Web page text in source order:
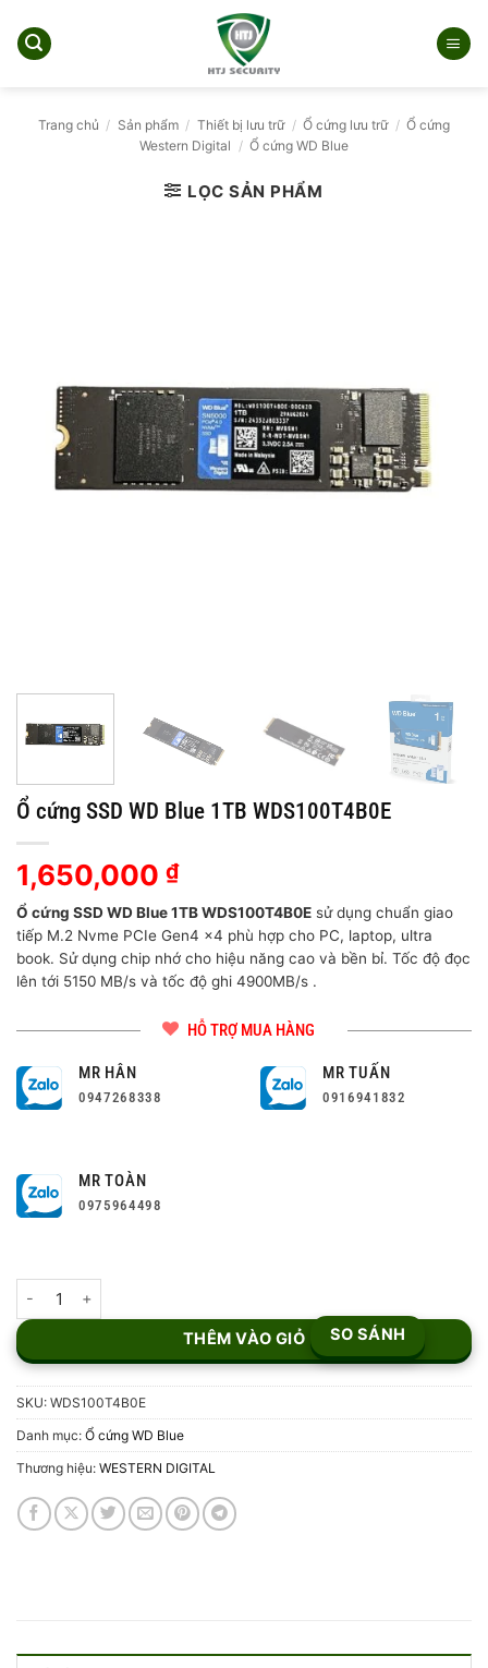
qua
Trang chủ / Sản phẩm / Thiết bị lưu trữ / Ổ cứng lưu trữ / Ổ cứng
Western Digital / Ổ cứng WD Blue
LỌC SẢN PHẨM
Ổ cứng SSD WD Blue 1TB WDS100T4B0E
1,650,000 ₫
Ổ cứng SSD WD Blue 1TB WDS100T4B0E sử dụng chuẩn giao
tiếp M.2 Nvme PCIe Gen4 x4 phù hợp cho PC, laptop, ultra
book. Sử dụng chip nhớ cho hiệu năng cao và bền bỉ. Tốc độ đọc
lên tới 5150 MB/s và tốc độ ghi 4900MB/s .
HỖ TRỢ MUA HÀNG
MR HÂN
0947268338
MR TUẤN
0916941832
MR TOÀN
0975964498
THÊM VÀO GIỎ SO SÁNH
SKU: WDS100T4B0E
Danh mục: Ổ cứng WD Blue
Thương hiệu: WESTERN DIGITAL